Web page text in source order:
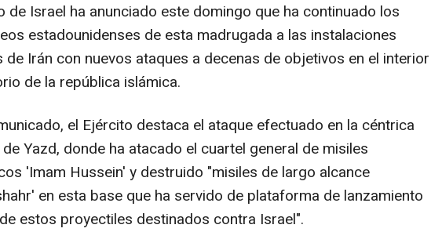
de Israel ha anunciado este domingo que ha continuado los
estadounidenses de esta madrugada a las instalaciones
de Irán con nuevos ataques a decenas de objetivos en el interior
de la república islámica.
el Ejército destaca el ataque efectuado en la céntrica
Yazd, donde ha atacado el cuartel general de misiles
'Imam Hussein' y destruido "misiles de largo alcance
en esta base que ha servido de plataforma de lanzamiento
estos proyectiles destinados contra Israel".